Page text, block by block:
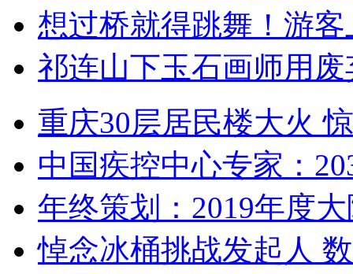
想过桥就得跳舞！游客
祁连山下玉石画师用
重庆30层居民楼大火
中国疾控中心专家：
年终策划：2019年度
悼念冰桶挑战发起人